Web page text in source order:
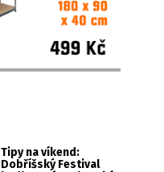
Tipy na víkend:
Dobříšský Festival